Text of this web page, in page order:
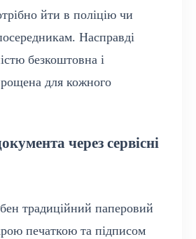
йти в поліцію чи
Насправді
безкоштовна і
для кожного
через сервісні
традиційний паперовий
печаткою та підписом